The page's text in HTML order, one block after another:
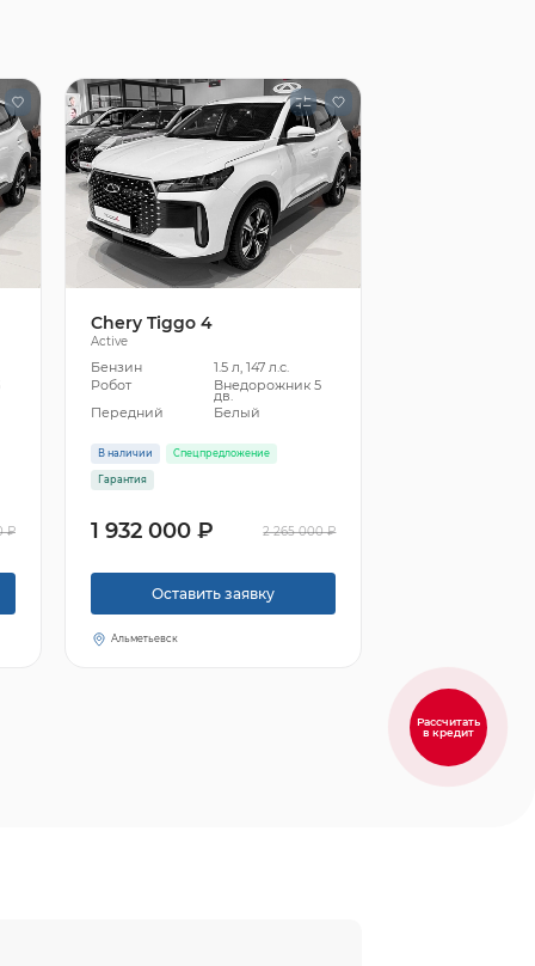
₽
Chery Tiggo 4
Active
Бензин
1.5 л, 147 л.с.
Робот
Внедорожник 5
дв.
Передний
Белый
В наличии Спецпредложение
Гарантия
1 932 000 ₽ 2 265 000 ₽
Оставить заявку
Альметьевск
Рассчитать
в кредит